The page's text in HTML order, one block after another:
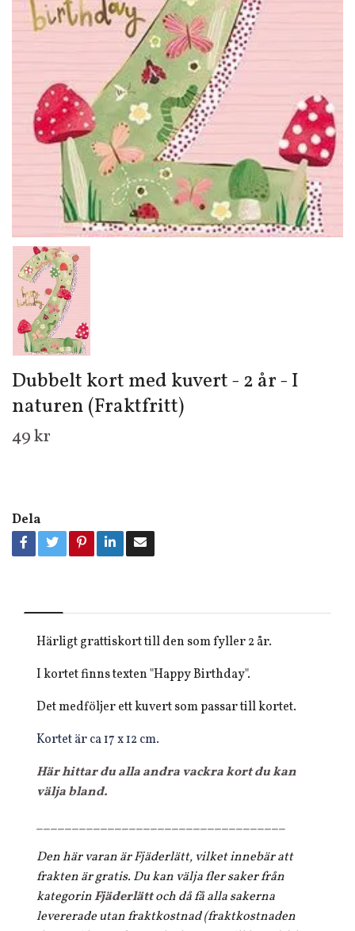
Dubbelt kort med kuvert - 2 år - I
naturen (Fraktfritt)
49 kr
Dela
Härligt grattiskort till den som fyller 2 år.
I kortet finns texten "Happy Birthday".
Det medföljer ett kuvert som passar till kortet.
Kortet är ca 17 x 12 cm.
Här hittar du alla andra vackra kort du kan
välja bland.
___________________________________
Den här varan är Fjäderlätt, vilket innebär att
frakten är gratis. Du kan välja fler saker från
kategorinFjäderlättoch då få alla sakerna
levererade utan fraktkostnad (fraktkostnaden